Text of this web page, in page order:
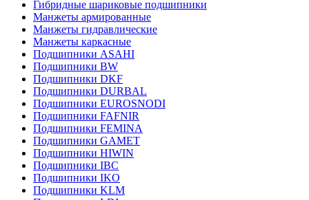
Гибридные шариковые подшипники
Манжеты армированные
Манжеты гидравлические
Манжеты каркасные
Подшипники ASAHI
Подшипники BW
Подшипники DKF
Подшипники DURBAL
Подшипники EUROSNODI
Подшипники FAFNIR
Подшипники FEMINA
Подшипники GAMET
Подшипники HIWIN
Подшипники IBC
Подшипники IKO
Подшипники KLM